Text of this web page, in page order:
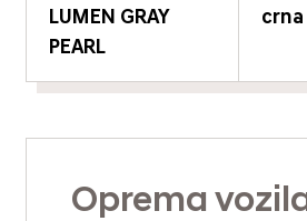
LUMEN GRAY
PEARL
crna
Oprema